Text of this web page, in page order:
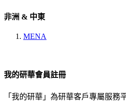
非洲 & 中東
MENA
我的研華會員註冊
「我的研華」為研華客戶專屬服